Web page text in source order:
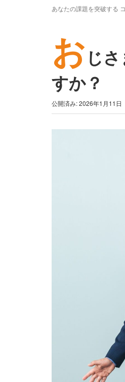
あなたの課題を突破する
おじ
すか？
公開済み: 2026年1月11日